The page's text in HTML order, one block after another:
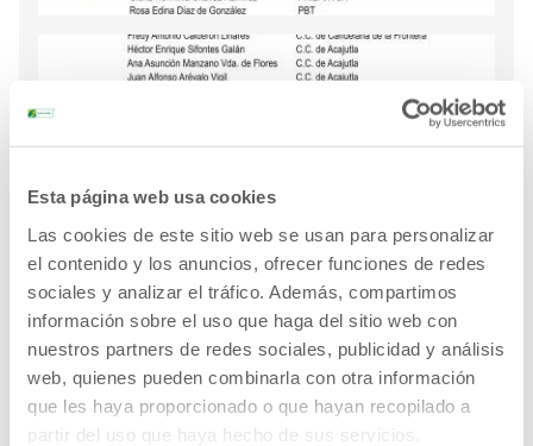
Esta página web usa cookies
Las cookies de este sitio web se usan para personalizar
el contenido y los anuncios, ofrecer funciones de redes
sociales y analizar el tráfico. Además, compartimos
información sobre el uso que haga del sitio web con
nuestros partners de redes sociales, publicidad y análisis
web, quienes pueden combinarla con otra información
que les haya proporcionado o que hayan recopilado a
partir del uso que haya hecho de sus servicios.